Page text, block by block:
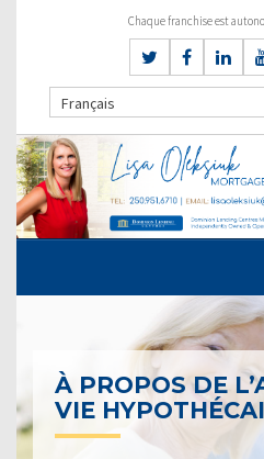
Chaque franchise est
Français
À PROPOS DE
VIE